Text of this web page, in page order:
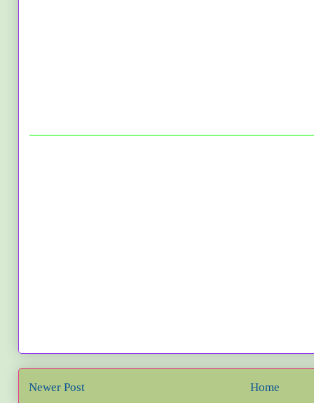
Newer Post Home